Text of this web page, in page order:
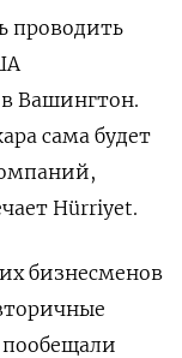
проводить
в Вашингтон.
сама будет
Hürriyet.
бизнесменов
пообещали